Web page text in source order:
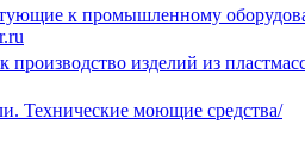
к промышленному
изделий из
Технические моющие средства/